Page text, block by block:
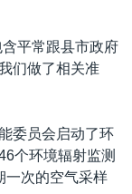
平常跟县市政府
们做了相关准
委员会启动了环
个环境辐射监测
一次的空气采样